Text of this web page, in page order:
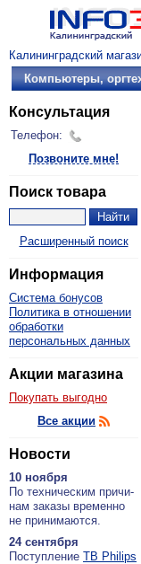
Калининградский
Компьютеры,
Консультация
Телефон:
Позвоните мне!
Поиск товара
Расширенный поиск
Информация
Система бонусов
Политика в отношении
обработки
персональных данных
Акции магазина
Покупать выгодно
Все акции
Новости
10 ноября
По тех­ни­че­ским при­чи­
нам за­ка­зы вре­мен­но
не при­ни­ма­ют­ся.
24 сентября
По­ступ­ле­ние ТВ Philips